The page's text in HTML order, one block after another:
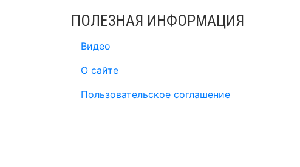
ПОЛЕЗНАЯ ИНФОРМАЦИЯ
Видео
О сайте
Пользовательское соглашение